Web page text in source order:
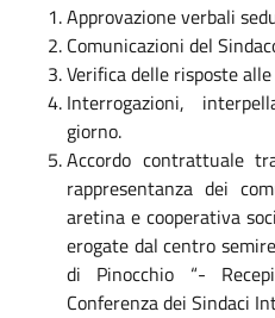
Approvazione verbali
Comunicazioni del
Verifica delle risposte
Interrogazioni,
giorno.
Accordo contrattuale
rappresentanza dei
aretina e cooperativa
erogate dal centro
di Pinocchio “-
Conferenza dei Sindaci